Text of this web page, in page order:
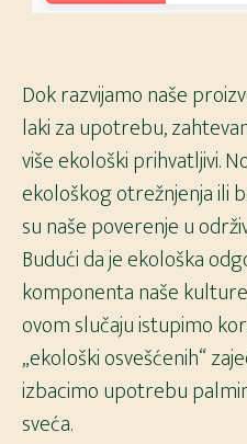
Dok razvijamo naše
laki za upotrebu,
više ekološki prihvatljivi.
ekološkog otrežnjenja ili
su naše poverenje u
Budući da je ekološka
komponenta naše
ovom slučaju istupimo
„ekološki osvešćenih“
izbacimo upotrebu
sveća.